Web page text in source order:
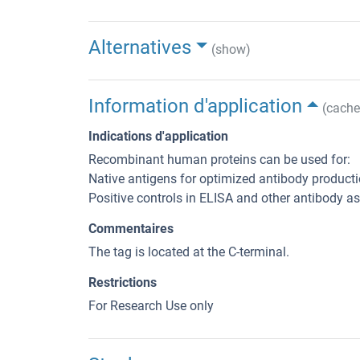
Alternatives (show)
Information d'application
Indications d'application
Recombinant human proteins can be used for:
Native antigens for optimized antibody
Positive controls in ELISA and other antibody
Commentaires
The tag is located at the C-terminal.
Restrictions
For Research Use only